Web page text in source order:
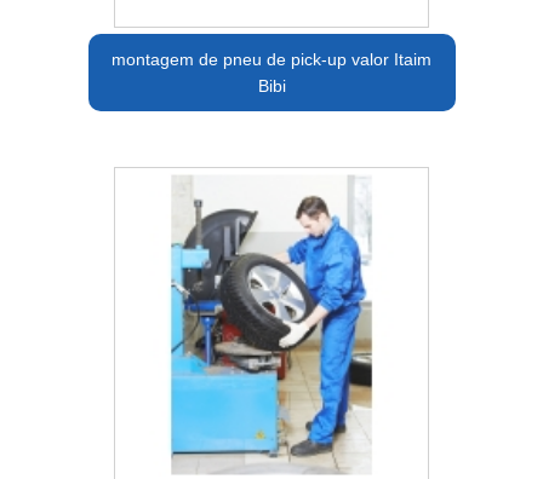
montagem de pneu de pick-up valor Itaim
Bibi